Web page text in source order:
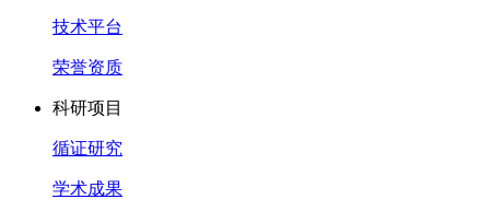
技术平台
荣誉资质
科研项目
循证研究
学术成果